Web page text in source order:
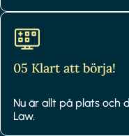
05 Klart att börja!
Nu är allt på plats och
Law.